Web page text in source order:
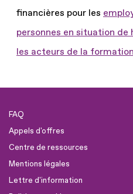
financières pour les
personnes en situation de
les acteurs de la
FAQ
Appels d'offres
Centre de ressources
Mentions légales
Lettre d'information